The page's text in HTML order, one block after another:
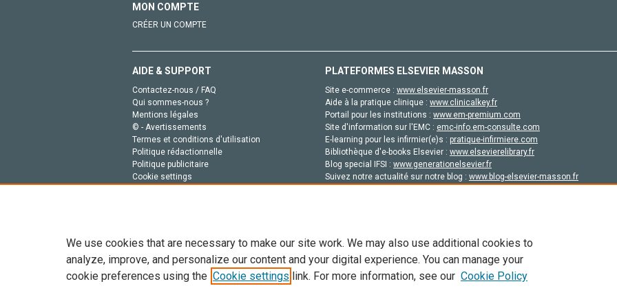
MON COMPTE
CRÉER UN COMPTE
AIDE & SUPPORT
Contactez-nous / FAQ
Qui sommes-nous ?
Mentions légales
© - Avertissements
Termes et conditions d'utilisation
Politique rédactionnelle
Politique publicitaire
Cookie settings
PLATEFORMES ELSEVIER MASSON
Site e-commerce : www.elsevier-masson.fr
Aide à la pratique clinique : www.clinicalkey.fr
Portail pour les institutions : www.em-premium.com
Site d'information sur l'EMC : emc-info.em-consulte.com
E-learning pour les infirmier(e)s : pratique-infirmiere.com
Bibliothèque d'e-books Elsevier : www.elsevierelibrary.fr
Blog special IFSI : www.generationelsevier.fr
Suivez notre actualité sur notre blog : www.blog-elsevier-masson.fr
Tout le contenu de ce site: Copyright © 2026 Elsevier, ses concédants de licence et ses contributeurs. Tout les droits sont réservés,
de données, a la formation en IA et aux technologies similaires. Pour tout contenu en libre accès, les conditions de licence
We use cookies that are necessary to make our site work. We may also use additional cookies to
analyze, improve, and personalize our content and your digital experience. You can manage your
cookie preferences using the Cookie settings link. For more information, see our Cookie Policy